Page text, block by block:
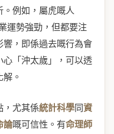
例如，屬虎嘅人
運勢強勁，但都要注
響，即係過去嘅行為會
「沖太歲」，可以透
。
，尤其係統計科學同資
論嘅可信性。有命理師